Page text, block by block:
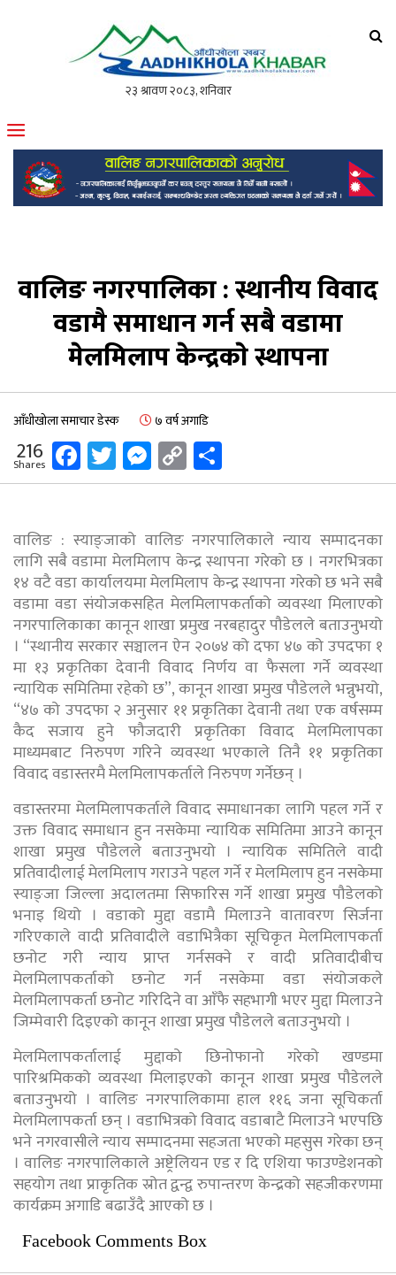
मोफसलकै लोकप्रिय अनलाइन पत्रिका
वालिङ नगरपालिका : स्थानीय विवाद
वडामै समाधान गर्न सबै वडामा
मेलमिलाप केन्द्रकाे स्थापना
आँधीखोला समाचार डेस्क ७ वर्ष अगाडि
216
Shares Facebook
Twitter
Messenger
Copy
Link
वालिङ : स्याङ्जाको वालिङ नगरपालिकाले न्याय सम्पादनका
लागि सबै वडामा मेलमिलाप केन्द्र स्थापना गरेको छ । नगरभित्रका
१४ वटै वडा कार्यालयमा मेलमिलाप केन्द्र स्थापना गरेको छ भने सबै
वडामा वडा संयोजकसहित मेलमिलापकर्ताको व्यवस्था मिलाएको
नगरपालिकाका कानून शाखा प्रमुख नरबहादुर पौडेलले बताउनुभयो
। “स्थानीय सरकार सञ्चालन ऐन २०७४ को दफा ४७ को उपदफा १
मा १३ प्रकृतिका देवानी विवाद निर्णय वा फैसला गर्ने व्यवस्था
न्यायिक समितिमा रहेको छ”, कानून शाखा प्रमुख पौडेलले भन्नुभयो,
“४७ को उपदफा २ अनुसार ११ प्रकृतिका देवानी तथा एक वर्षसम्म
कैद सजाय हुने फौजदारी प्रकृतिका विवाद मेलमिलापका
माध्यमबाट निरुपण गरिने व्यवस्था भएकाले तिनै ११ प्रकृतिका
विवाद वडास्तरमै मेलमिलापकर्ताले निरुपण गर्नेछन् ।
वडास्तरमा मेलमिलापकर्ताले विवाद समाधानका लागि पहल गर्ने र
उक्त विवाद समाधान हुन नसकेमा न्यायिक समितिमा आउने कानून
शाखा प्रमुख पौडेलले बताउनुभयो । न्यायिक समितिले वादी
प्रतिवादीलाई मेलमिलाप गराउने पहल गर्ने र मेलमिलाप हुन नसकेमा
स्याङ्जा जिल्ला अदालतमा सिफारिस गर्ने शाखा प्रमुख पौडेलको
भनाइ थियो । वडाको मुद्दा वडामै मिलाउने वातावरण सिर्जना
गरिएकाले वादी प्रतिवादीले वडाभित्रैका सूचिकृत मेलमिलापकर्ता
छनोट गरी न्याय प्राप्त गर्नसक्ने र वादी प्रतिवादीबीच
मेलमिलापकर्ताको छनोट गर्न नसकेमा वडा संयोजकले
मेलमिलापकर्ता छनोट गरिदिने वा आँफै सहभागी भएर मुद्दा मिलाउने
जिम्मेवारी दिइएको कानून शाखा प्रमुख पौडेलले बताउनुभयो ।
मेलमिलापकर्तालाई मुद्दाको छिनोफानो गरेको खण्डमा
पारिश्रमिकको व्यवस्था मिलाइएको कानून शाखा प्रमुख पौडेलले
बताउनुभयो । वालिङ नगरपालिकामा हाल ११६ जना सूचिकर्ता
मेलमिलापकर्ता छन् । वडाभित्रको विवाद वडाबाटै मिलाउने भएपछि
भने नगरवासीले न्याय सम्पादनमा सहजता भएको महसुस गरेका छन्
। वालिङ नगरपालिकाले अष्ट्रेलियन एड र दि एशिया फाउण्डेशनको
सहयोग तथा प्राकृतिक स्रोत द्वन्द्व रुपान्तरण केन्द्रको सहजीकरणमा
कार्यक्रम अगाडि बढाउँदै आएको छ ।
Facebook Comments Box